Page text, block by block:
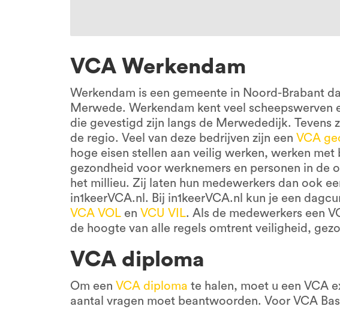
VCA Werkendam
Werkendam is een gemeente in Noord-Brabant
Merwede. Werkendam kent veel scheepswerven
die gevestigd zijn langs de Merwededijk. Tevens
de regio. Veel van deze bedrijven zijn een VCA
hoge eisen stellen aan veilig werken, werken met
gezondheid voor werknemers en personen in de
het millieu. Zij laten hun medewerkers dan ook
in1keerVCA.nl. Bij in1keerVCA.nl kun je een
VCA VOL en VCU VIL. Als de medewerkers een
de hoogte van alle regels omtrent veiligheid,
VCA diploma
Om een VCA diploma te halen, moet u een VCA
aantal vragen moet beantwoorden. Voor VCA